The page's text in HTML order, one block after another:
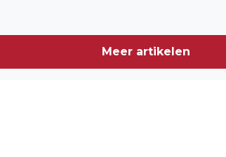
Meer artikelen